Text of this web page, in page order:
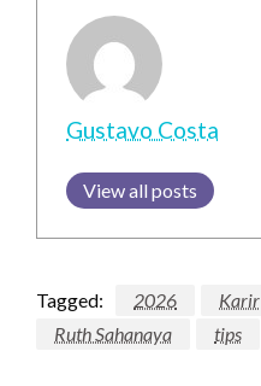
Gustavo Costa
View all posts
Tagged: 2026 Karir
Ruth Sahanaya
tips